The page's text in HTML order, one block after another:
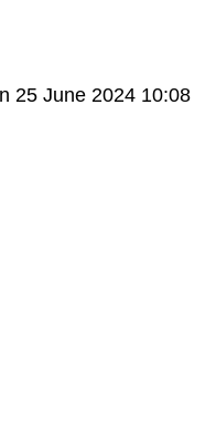
25 June 2024 10:08